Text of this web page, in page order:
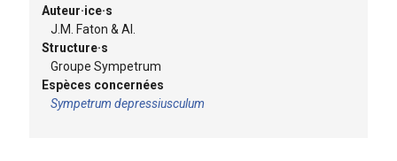
Auteur·ice·s
J.M. Faton & Al.
Structure·s
Groupe Sympetrum
Espèces concernées
Sympetrum depressiusculum